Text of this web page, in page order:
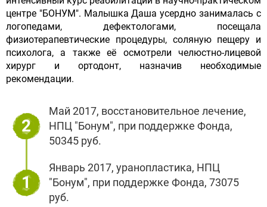
центре "БОНУМ". Малышка Даша усердно занималась с
логопедами, дефектологами, посещала
физиотерапевтические процедуры, соляную пещеру и
психолога, а также её осмотрели челюстно-лицевой
хирург и ортодонт, назначив необходимые
рекомендации.
2
Май 2017, восстановительное лечение,
НПЦ "Бонум", при поддержке Фонда,
50345 руб.
1
Январь 2017, уранопластика, НПЦ
"Бонум", при поддержке Фонда, 73075
руб.